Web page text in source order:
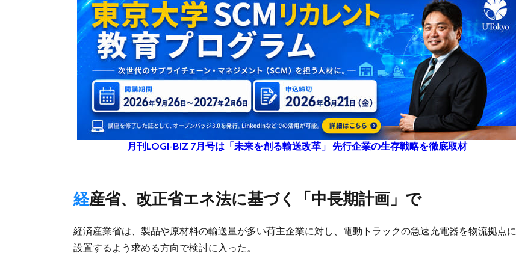
月刊LOGI-BIZ 7月号は「未来を創る輸送改革」 先行企業の生存戦略を徹底取材
経産省、改正省エネ法に基づく「中長期計画」で
経済産業省は、製品や原材料の輸送量が多い荷主企業に対し、電動トラックの急速充電器を物流拠点に
設置するよう求める方向で検討に入った。